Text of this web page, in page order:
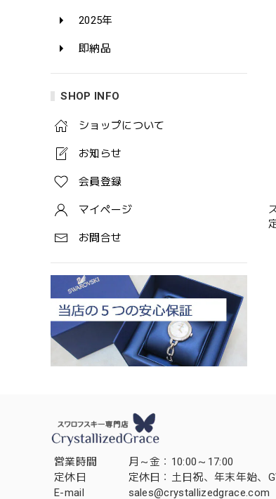
2025年
即納品
SHOP INFO
ショップについて
お知らせ
会員登録
マイページ
お問合せ
営業時間
月～金：10:00～17:00
定休日
定休日：土日祝、年末年始、
E-mail
sales@crystallizedgrace.com